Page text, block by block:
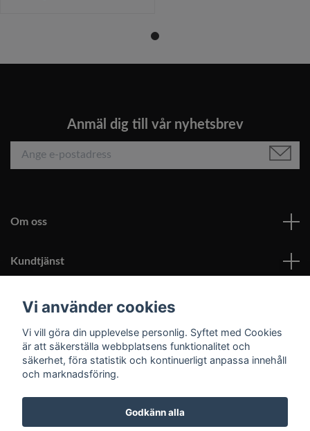
Anmäl dig till vår nyhetsbrev
Om oss
Kundtjänst
Läs mer
Sociala medier
Vi använder cookies
Vi vill göra din upplevelse personlig. Syftet med Cookies
är att säkerställa webbplatsens funktionalitet och
säkerhet, föra statistik och kontinuerligt anpassa innehåll
och marknadsföring.
Godkänn alla